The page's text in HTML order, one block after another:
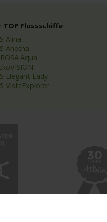
TOP Flussschiffe
Alina
Anesha
Aqua
Elegant Lady
VistaExplorer